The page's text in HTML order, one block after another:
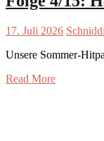
17. Juli 2026
Unsere Sommer-
Read More